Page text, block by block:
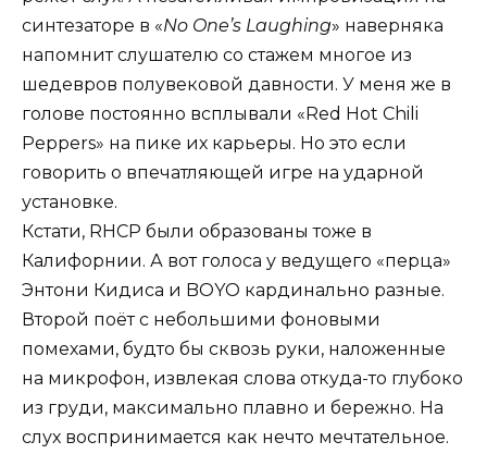
синтезаторе в «No One’s Laughing» наверняка
напомнит слушателю со стажем многое из
шедевров полувековой давности. У меня же в
голове постоянно всплывали «Red Hot Chili
Peppers» на пике их карьеры. Но это если
говорить о впечатляющей игре на ударной
установке.
Кстати, RHCP были образованы тоже в
Калифорнии. А вот голоса у ведущего «перца»
Энтони Кидиса и BOYO кардинально разные.
Второй поёт с небольшими фоновыми
помехами, будто бы сквозь руки, наложенные
на микрофон, извлекая слова откуда-то глубоко
из груди, максимально плавно и бережно. На
слух воспринимается как нечто мечтательное.